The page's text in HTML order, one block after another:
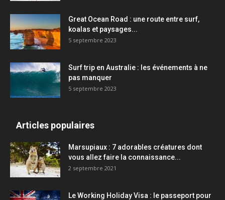
Great Ocean Road : une route entre surf,
koalas et paysages...
5 septembre 2023
Surf trip en Australie : les événements à ne
pas manquer
5 septembre 2023
Articles populaires
Marsupiaux : 7 adorables créatures dont
vous allez faire la connaissance...
2 septembre 2021
Le Working Holiday Visa : le passeport pour